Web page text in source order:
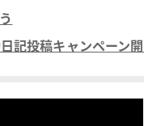
記投稿キャンペーン